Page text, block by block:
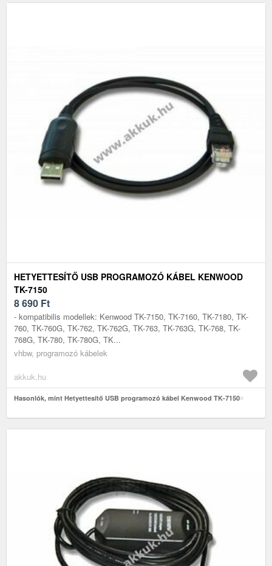
HETYETTESÍTŐ USB PROGRAMOZÓ KÁBEL KENWOOD
TK-7150
8 690 Ft
- kompatibilis modellek: Kenwood TK-7150, TK-7160, TK-7180, TK-
760, TK-760G, TK-762, TK-762G, TK-763, TK-763G, TK-768, TK-
768G, TK-780, TK-780G, TK...
vhbw, programozó kábelek
akkuk.hu
Hasonlók, mint Hetyettesítő USB programozó kábel Kenwood TK-7150